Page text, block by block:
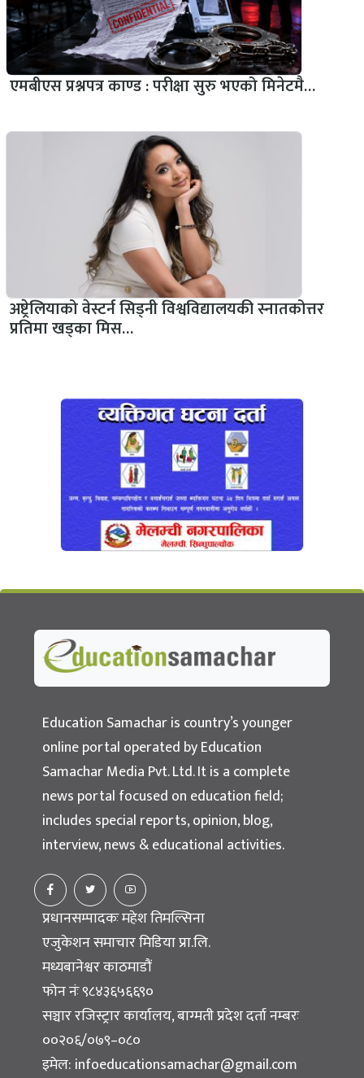
एमबीएस प्रश्नपत्र काण्ड : परीक्षा सुरु भएको मिनेटमै…
अष्ट्रेलियाको वेस्टर्न सिड्नी विश्वविद्यालयकी स्नातकोत्तर
प्रतिमा खड्का मिस…
Education Samachar
Nepal's No.1 Educational News Portal
Education Samachar is country’s younger
online portal operated by Education
Samachar Media Pvt. Ltd. It is a complete
news portal focused on education field;
includes special reports, opinion, blog,
interview, news & educational activities.
प्रधानसम्पादकः महेश तिमल्सिना
एजुकेशन समाचार मिडिया प्रा.लि.
मध्यबानेश्वर काठमाडौं
फोन नंः ९८४३६५६६९०
सञ्चार रजिस्ट्रार कार्यालय, बाग्मती प्रदेश दर्ता नम्बरः
००२०६/०७९–०८०
इमेल: infoeducationsamachar@gmail.com